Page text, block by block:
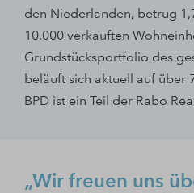
den Niederlanden, betrug
10.000 verkauften
Grundstücksportfolio des
beläuft sich aktuell auf über
BPD ist ein Teil der Rabo
„Wir freuen uns